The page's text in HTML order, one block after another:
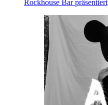
Rockhouse Bar präsentiert